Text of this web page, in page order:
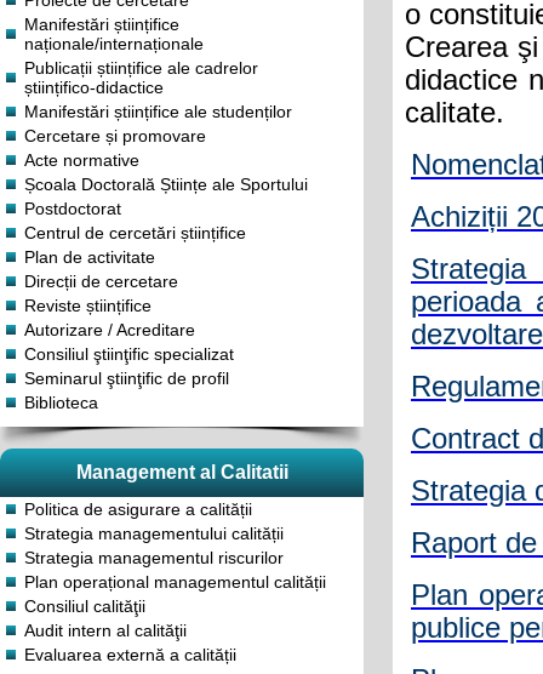
Manifestări științifice
naționale/internaționale
Publicații științifice ale cadrelor
științifico-didactice
Manifestări științifice ale studenților
Cercetare și promovare
Acte normative
Școala Doctorală Științe ale Sportului
Postdoctorat
Centrul de cercetări științifice
Plan de activitate
Direcții de cercetare
Reviste științifice
Autorizare / Acreditare
Consiliul ştiinţific specializat
Seminarul ştiinţific de profil
Biblioteca
Management al Calitatii
Politica de asigurare a calității
Strategia managementului calității
Strategia managementul riscurilor
Plan operațional managementul calității
Consiliul calităţii
Audit intern al calităţii
Evaluarea externă a calității
o
Crearea
didactice
calitate.
Achiziții
perioada
Contract
Strategia
Raport
Plan
publice